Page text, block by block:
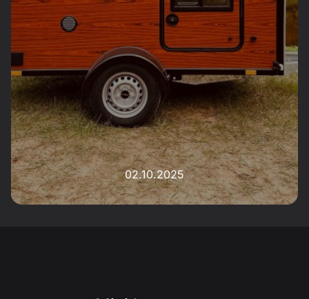
02.10.2025